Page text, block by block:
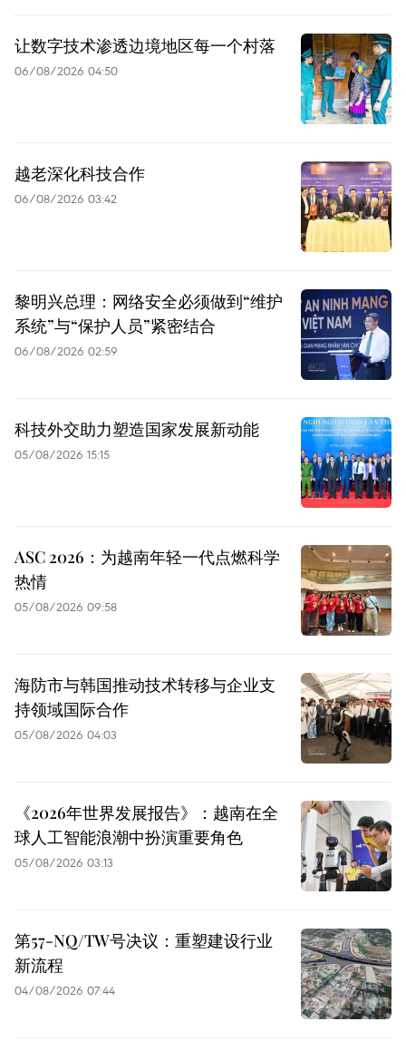
让数字技术渗透边境地区每一个村落
06/08/2026 04:50
越老深化科技合作
06/08/2026 03:42
黎明兴总理：网络安全必须做到“维护
系统”与“保护人员”紧密结合
06/08/2026 02:59
科技外交助力塑造国家发展新动能
05/08/2026 15:15
ASC 2026：为越南年轻一代点燃科学
热情
05/08/2026 09:58
海防市与韩国推动技术转移与企业支
持领域国际合作
05/08/2026 04:03
《2026年世界发展报告》：越南在全
球人工智能浪潮中扮演重要角色
05/08/2026 03:13
第57-NQ/TW号决议：重塑建设行业
新流程
04/08/2026 07:44